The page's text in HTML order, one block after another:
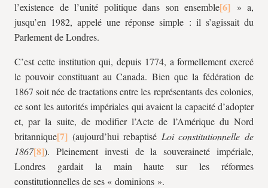
l’existence de l’unité politique dans son ensemble
» a,
jusqu’en 1982, appelé une réponse simple : il s’agissait du
Parlement de Londres.
C’est cette institution qui, depuis 1774, a formellement exercé
le pouvoir constituant au Canada. Bien que la fédération de
1867 soit née de tractations entre les représentants des colonies,
ce sont les autorités impériales qui avaient la capacité d’adopter
et, par la suite, de modifier l’Acte de l’Amérique du Nord
britannique
(aujourd’hui rebaptisé Loi constitutionnelle de
1867
). Pleinement investi de la souveraineté impériale,
Londres gardait la main haute sur les réformes
constitutionnelles de ses « dominions ».